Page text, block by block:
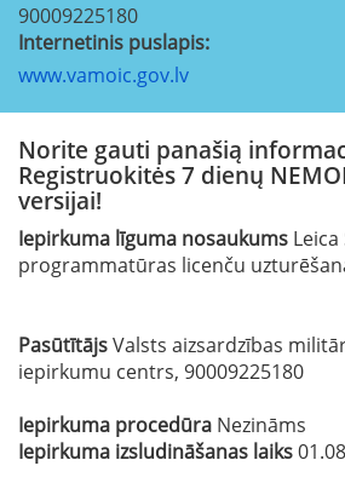
90009225180
Internetinis puslapis:
www.vamoic.gov.lv
Norite gauti panašią
Registruokitės 7 dienų
versijai!
Iepirkuma līguma nosaukums
programmatūras licenču
PasūtītājsValsts aizsardzības
iepirkumu centrs, 90009225180
Iepirkuma procedūra Nezināms
Iepirkuma izsludināšanas laiks